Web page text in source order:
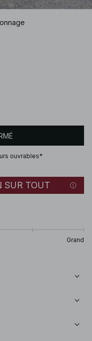
ouvrables*
SUR TOUT
Grand